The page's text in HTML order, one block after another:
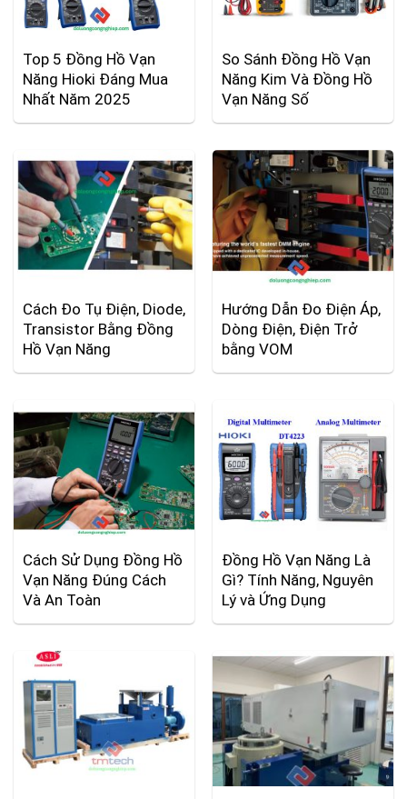
Top 5 Đồng Hồ Vạn
Năng Hioki Đáng Mua
Nhất Năm 2025
So Sánh Đồng Hồ Vạn
Năng Kim Và Đồng Hồ
Vạn Năng Số
Cách Đo Tụ Điện, Diode,
Transistor Bằng Đồng
Hồ Vạn Năng
Hướng Dẫn Đo Điện Áp,
Dòng Điện, Điện Trở
bằng VOM
Cách Sử Dụng Đồng Hồ
Vạn Năng Đúng Cách
Và An Toàn
Đồng Hồ Vạn Năng Là
Gì? Tính Năng, Nguyên
Lý và Ứng Dụng